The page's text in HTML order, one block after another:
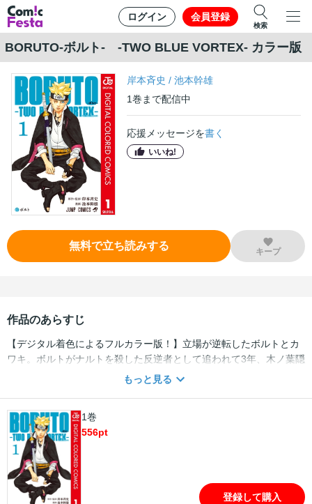
ログイン 会員登録
検索
BORUTO-ボルト- -TWO BLUE VORTEX- カラー版
岸本斉史 /池本幹雄
1巻 まで配信中
応援メッセージを書く
いいね!
無料で立ち読みする キープ
作品のあらすじ
【デジタル着色によるフルカラー版！】立場が逆転したボルトとカ
ワキ。ボルトがナルトを殺した反逆者として追われて3年、木ノ葉隠
れの里をコードと「爪アカ」が急襲、サラダ達が対応に追われる最
もっと見る
1巻
556pt
登録して購入